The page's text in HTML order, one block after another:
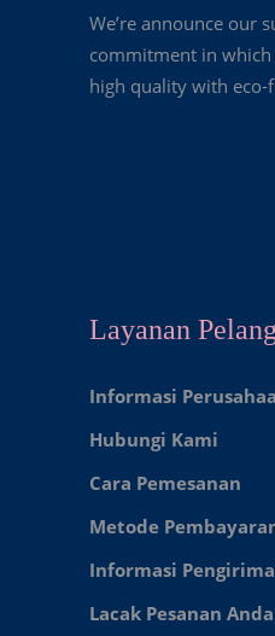
We’re announce our
commitment in
high quality with
Layanan
Informasi
Hubungi Kami
Cara Pemesanan
Metode
Informasi
Lacak Pesanan Anda